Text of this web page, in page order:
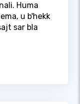
Huma
u b'hekk
sar bla